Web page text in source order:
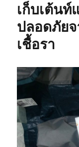
เก็บเต้น
ปลอดภัยจ
เชื้อรา